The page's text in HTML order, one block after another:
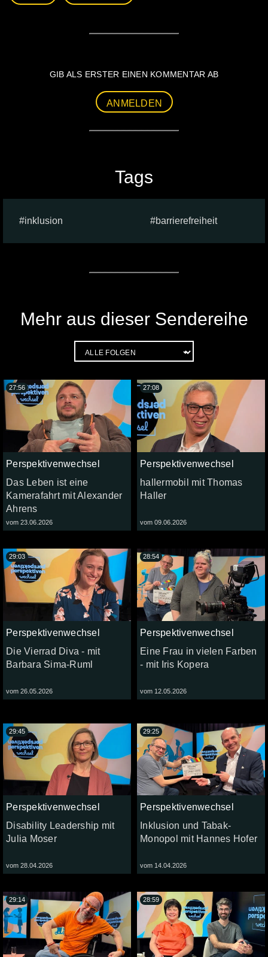
GIB ALS ERSTER EINEN KOMMENTAR AB
ANMELDEN
Tags
inklusion barrierefreiheit
Mehr aus dieser Sendereihe
Perspektivenwechsel
Das Leben ist eine
Kamerafahrt mit Alexander
Ahrens
vom 23.06.2026
27:56
Perspektivenwechsel
hallermobil mit Thomas
Haller
vom 09.06.2026
27:08
Perspektivenwechsel
Die Vierrad Diva - mit
Barbara Sima-Ruml
vom 26.05.2026
29:03
Perspektivenwechsel
Eine Frau in vielen Farben
- mit Iris Kopera
vom 12.05.2026
28:54
Perspektivenwechsel
Disability Leadership mit
Julia Moser
vom 28.04.2026
29:45
Perspektivenwechsel
Inklusion und Tabak-
Monopol mit Hannes Hofer
vom 14.04.2026
29:25
29:14 28:59